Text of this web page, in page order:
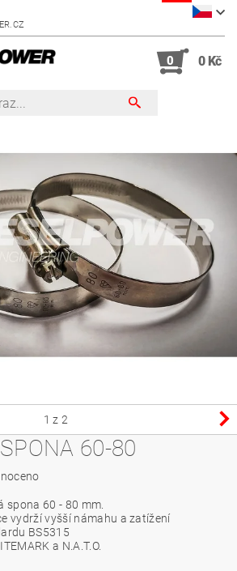
0 0 Kč
1 z 2
60-80
spona 60 - 80 mm.
vydrží vyšší námahu a zatížení
BS5315
a N.A.T.O.